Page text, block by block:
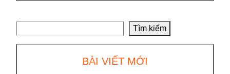
Tìm kiếm
BÀI VIẾT MỚI